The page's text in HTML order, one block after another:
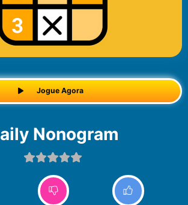
Jogue Agora
Daily Nonogram